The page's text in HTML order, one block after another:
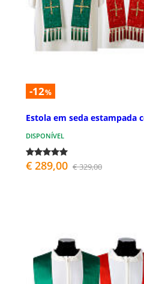
-12%
Estola em seda estampada
DISPONÍVEL
€ 289,00 € 329,00